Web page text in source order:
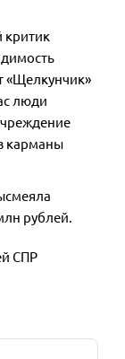
критик
«Щелкунчик»
люди
карманы
рублей.
СПР